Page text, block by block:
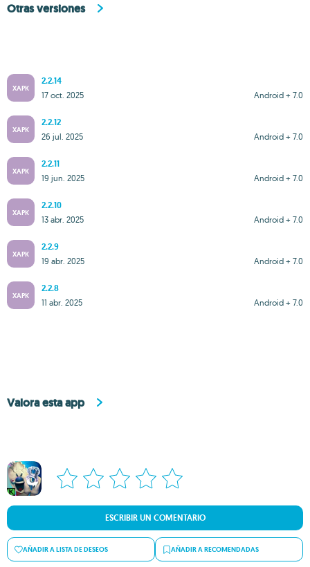
Otras versiones
XAPK
2.2.14
Android + 7.0
17 oct. 2025
XAPK
2.2.12
Android + 7.0
26 jul. 2025
XAPK
2.2.11
Android + 7.0
19 jun. 2025
XAPK
2.2.10
Android + 7.0
13 abr. 2025
XAPK
2.2.9
Android + 7.0
19 abr. 2025
XAPK
2.2.8
Android + 7.0
11 abr. 2025
Valora esta app
ESCRIBIR UN COMENTARIO
AÑADIR A LISTA DE DESEOS AÑADIR A RECOMENDADAS